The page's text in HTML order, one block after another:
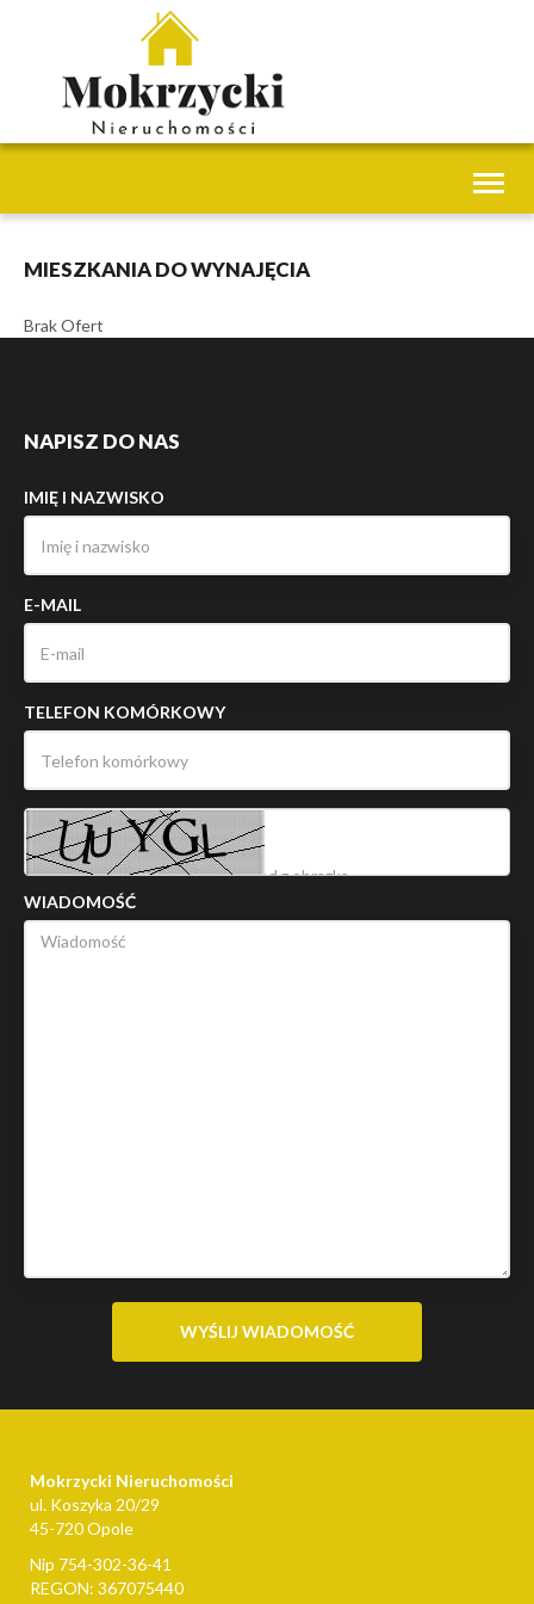
MIESZKANIA DO WYNAJĘCIA
Brak Ofert
NAPISZ DO NAS
IMIĘ I NAZWISKO
E-MAIL
TELEFON KOMÓRKOWY
WIADOMOŚĆ
Mokrzycki Nieruchomości
ul. Koszyka 20/29
45-720 Opole
Nip 754-302-36-41
REGON: 367075440